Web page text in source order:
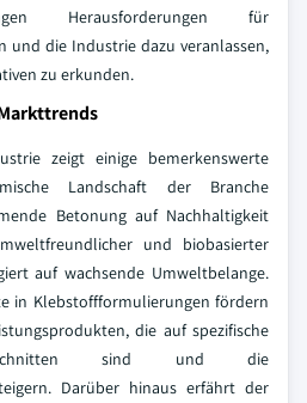
Herausforderungen für
und die Industrie dazu veranlassen,
zu erkunden.
zeigt einige bemerkenswerte
Landschaft der Branche
Betonung auf Nachhaltigkeit
und biobasierter
auf wachsende Umweltbelange.
in Klebstoffformulierungen fördern
die auf spezifische
sind und die
Darüber hinaus erfährt der